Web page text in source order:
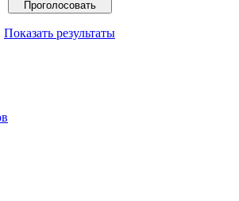
Показать результаты